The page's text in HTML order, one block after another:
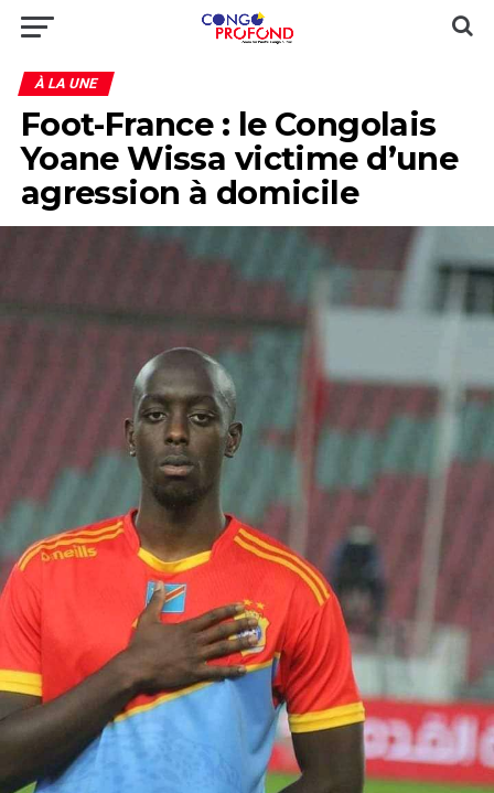
À LA UNE
Foot-France : le Congolais
Yoane Wissa victime d’une
agression à domicile